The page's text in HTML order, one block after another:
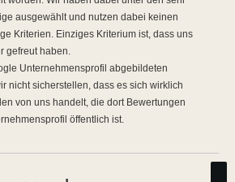
ausgewählt und nutzen dabei keinen
Kriterien. Einziges Kriterium ist, dass uns
gefreut haben.
Unternehmensprofil abgebildeten
nicht sicherstellen, dass es sich wirklich
von uns handelt, die dort Bewertungen
öffentlich ist.